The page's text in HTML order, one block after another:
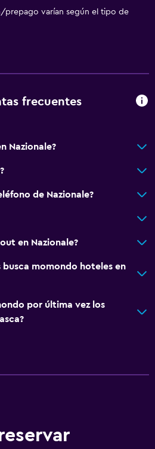
prepago varían según el tipo de
frecuentes
Nazionale?
de Nazionale?
en Nazionale?
busca momondo hoteles en
por última vez los